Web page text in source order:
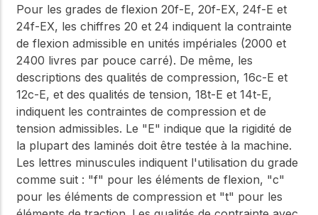
Pour les grades de flexion 20f-E, 20f-EX, 24f-E et
24f-EX, les chiffres 20 et 24 indiquent la contrainte
de flexion admissible en unités impériales (2000 et
2400 livres par pouce carré). De même, les
descriptions des qualités de compression, 16c-E et
12c-E, et des qualités de tension, 18t-E et 14t-E,
indiquent les contraintes de compression et de
tension admissibles. Le "E" indique que la rigidité de
la plupart des laminés doit être testée à la machine.
Les lettres minuscules indiquent l'utilisation du grade
comme suit : "f" pour les éléments de flexion, "c"
pour les éléments de compression et "t" pour les